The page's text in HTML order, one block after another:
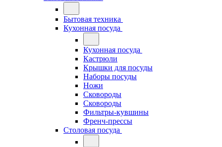
Бытовая техника
Кухонная посуда
Кухонная посуда
Кастрюли
Крышки для посуды
Наборы посуды
Ножи
Сковороды
Сковороды
Фильтры-кувшины
Френч-прессы
Столовая посуда